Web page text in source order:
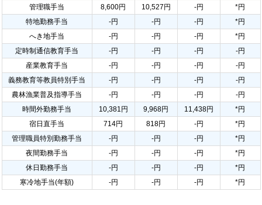
管理職手当
8,600円 10,527円 -円
*円
特地勤務手当
-円 -円 -円
*円
へき地手当
-円 -円 -円
*円
定時制通信教育手当
-円 -円 -円
-円
産業教育手当
-円 -円 -円
-円
義務教育等教員特別手当
-円 -円 -円
-円
農林漁業普及指導手当
-円 -円 -円
-円
時間外勤務手当
10,381円 9,968円 11,438円
*円
宿日直手当
714円 818円 -円
*円
管理職員特別勤務手当
-円 -円 -円
*円
夜間勤務手当
-円 -円 -円
*円
休日勤務手当
-円 -円 -円
*円
寒冷地手当(年額)
-円 -円 -円 *円